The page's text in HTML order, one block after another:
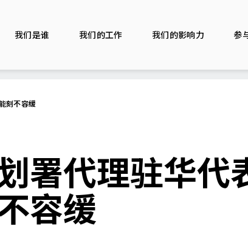
我们是谁 我们的工作 我们的影响力 参
刻不容缓
署代理驻华代
容缓